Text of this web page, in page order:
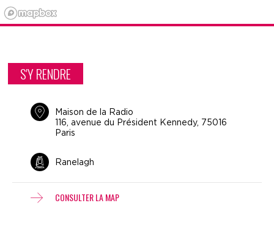
S'Y RENDRE
Maison de la Radio
116, avenue du Président Kennedy, 75016
Paris
Ranelagh
CONSULTER LA MAP